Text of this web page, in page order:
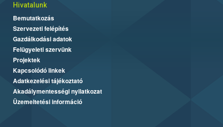
Hivatalunk
Bemutatkozás
Szervezeti felépítés
Gazdálkodási adatok
Felügyeleti szervünk
Projektek
Kapcsolódó linkek
Adatkezelési tájékoztató
Akadálymentességi nyilatkozat
Üzemeltetési információ